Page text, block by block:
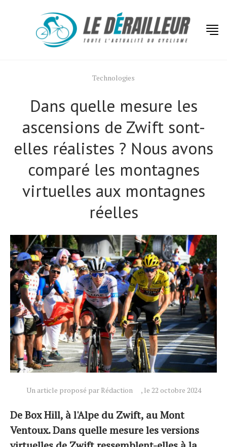
Technologies
Dans quelle mesure les
ascensions de Zwift sont-
elles réalistes ? Nous avons
comparé les montagnes
virtuelles aux montagnes
réelles
Un article proposé par Rédaction , le 22 octobre 2024
De Box Hill, à l'Alpe du Zwift, au Mont
Ventoux. Dans quelle mesure les versions